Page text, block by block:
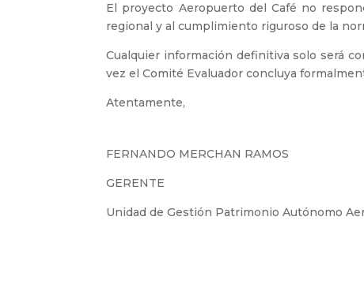
El proyecto Aeropuerto del Café no
regional y al cumplimiento riguroso de la
Cualquier información definitiva solo será
vez el Comité Evaluador concluya
Atentamente,
FERNANDO MERCHAN RAMOS
GERENTE
Unidad de Gestión Patrimonio Autónomo